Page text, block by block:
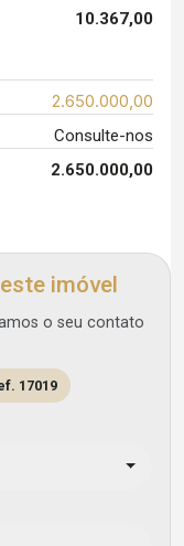
10.367,00
2.650.000,00
Consulte-nos
2.650.000,00
imóvel
o seu contato
17019